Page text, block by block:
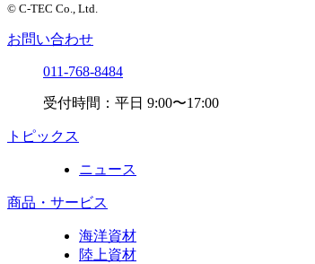
© C-TEC Co., Ltd.
お問い合わせ
011-768-8484
受付時間：平日 9:00〜17:00
トピックス
ニュース
商品・サービス
海洋資材
陸上資材